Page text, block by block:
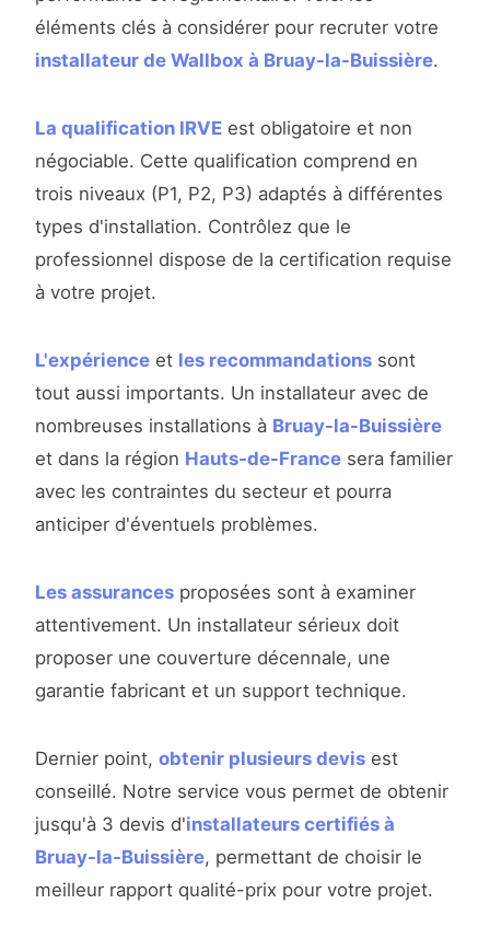
éléments clés à considérer pour recruter votre
installateur de Wallbox à Bruay-la-Buissière.
La qualification IRVE est obligatoire et non
négociable. Cette qualification comprend en
trois niveaux (P1, P2, P3) adaptés à différentes
types d'installation. Contrôlez que le
professionnel dispose de la certification requise
à votre projet.
L'expérience et les recommandations sont
tout aussi importants. Un installateur avec de
nombreuses installations à Bruay-la-Buissière
et dans la région Hauts-de-France sera familier
avec les contraintes du secteur et pourra
anticiper d'éventuels problèmes.
Les assurances proposées sont à examiner
attentivement. Un installateur sérieux doit
proposer une couverture décennale, une
garantie fabricant et un support technique.
Dernier point, obtenir plusieurs devis est
conseillé. Notre service vous permet de obtenir
jusqu'à 3 devis d'installateurs certifiés à
Bruay-la-Buissière, permettant de choisir le
meilleur rapport qualité-prix pour votre projet.